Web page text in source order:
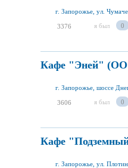
г. Запорожье, ул.
3376 я был 0
Кафе "Эней"
г. Запорожье, шоссе
3606 я был 0
Кафе
г. Запорожье, ул.